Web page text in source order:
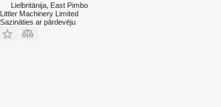
Lielbritānija, East Pimbo
Littler Machinery Limited
Sazināties ar pārdevēju